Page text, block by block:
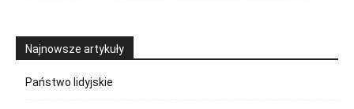
Najnowsze artykuły
Państwo lidyjskie